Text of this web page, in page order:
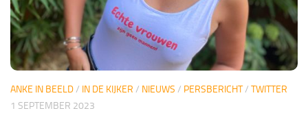
ANKE IN BEELD/ IN DE KIJKER / NIEUWS / PERSBERICHT/ TWITTER
1 SEPTEMBER 2023